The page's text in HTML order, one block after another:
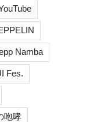
Namba
Fes.
咆哮